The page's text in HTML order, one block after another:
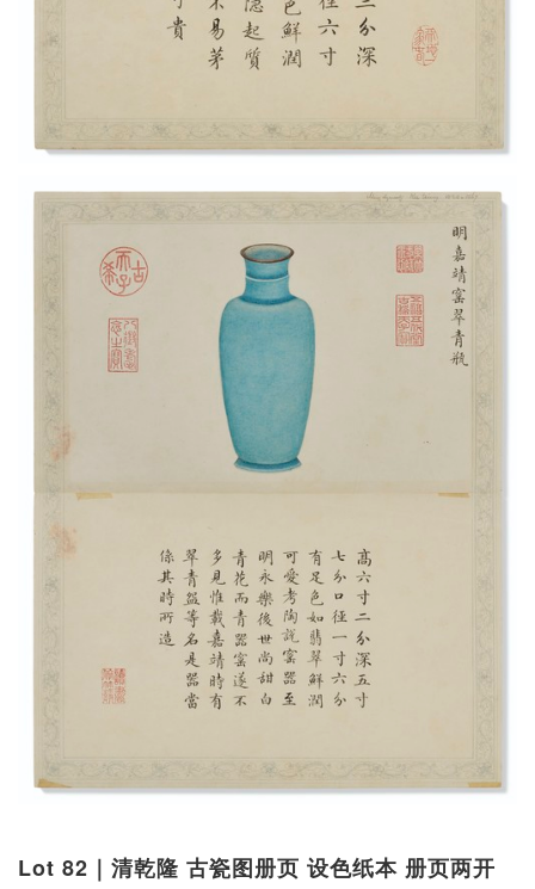
Lot 82｜清乾隆 古瓷图册页 设色纸本 册页两开